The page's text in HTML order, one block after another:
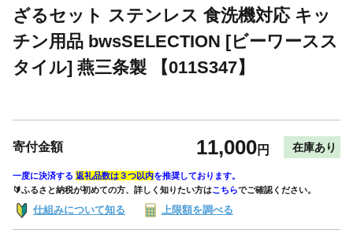
ざるセット ステンレス 食洗機対応 キッ
チン用品 bwsSELECTION [ビーワースス
タイル] 燕三条製 【011S347】
寄付金額 11,000円 在庫あり
一度に決済する 返礼品数は３つ以内を推奨しております。
🔰ふるさと納税が初めての方、詳しく知りたい方はこちらでご確認ください。
仕組みについて知る 上限額を調べる